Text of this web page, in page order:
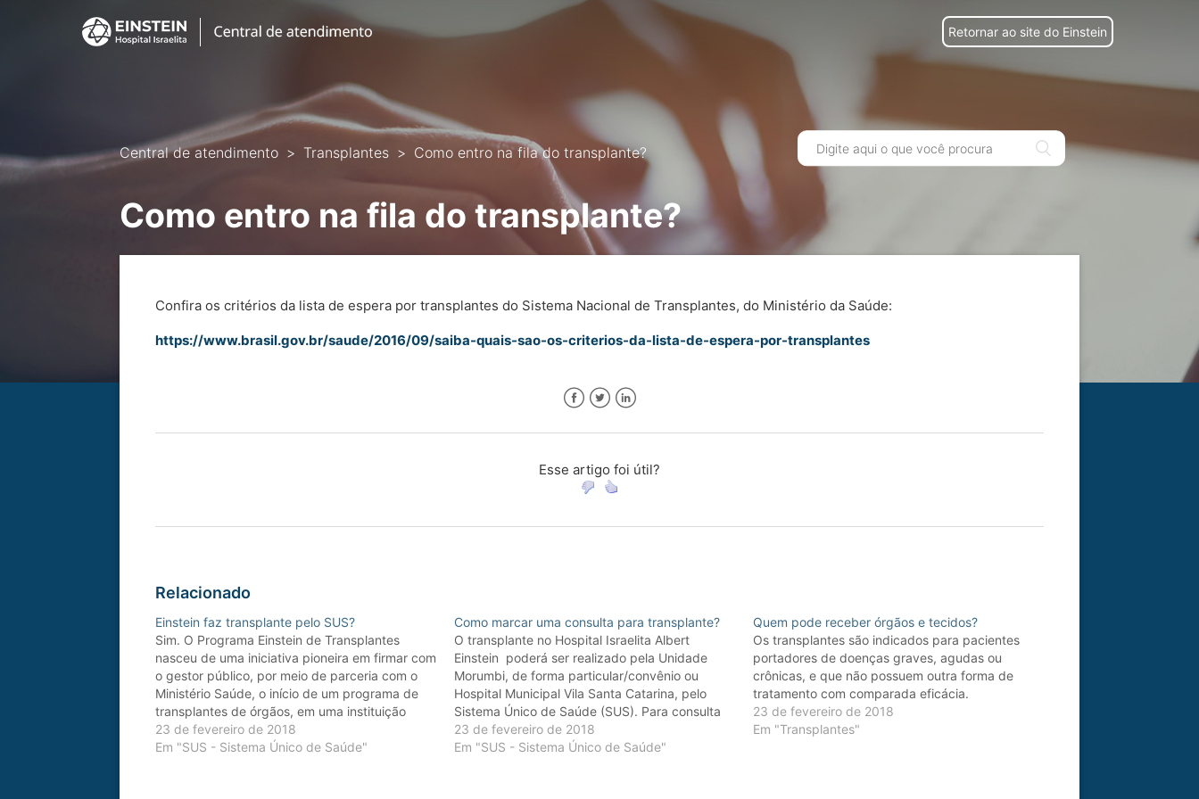
Retornar ao site do Einstein
Central de atendimento Transplantes Como entro na fila do transplante?
Como entro na fila do transplante?
Confira os critérios da lista de espera por transplantes do Sistema Nacional de Transplantes, do Ministério da Saúde:
https://www.brasil.gov.br/saude/2016/09/saiba-quais-sao-os-criterios-da-lista-de-espera-por-transplantes
Esse artigo foi útil?
Relacionado
Einstein faz transplante pelo SUS?
Sim. O Programa Einstein de Transplantes
nasceu de uma iniciativa pioneira em firmar com
o gestor público, por meio de parceria com o
Ministério Saúde, o início de um programa de
transplantes de órgãos, em uma instituição
privada de caráter filantrópico e reconhecida
por sua excelência no atendimento médico.
23 de fevereiro de 2018
Em "SUS - Sistema Único de Saúde"
Como marcar uma consulta para transplante?
O transplante no Hospital Israelita Albert
Einstein poderá ser realizado pela Unidade
Morumbi, de forma particular/convênio ou
Hospital Municipal Vila Santa Catarina, pelo
Sistema Único de Saúde (SUS). Para consulta
no Morumbi: caso o paciente não possua
nenhum médico da Instituição, entre em
23 de fevereiro de 2018
Em "SUS - Sistema Único de Saúde"
Quem pode receber órgãos e tecidos?
Os transplantes são indicados para pacientes
portadores de doenças graves, agudas ou
crônicas, e que não possuem outra forma de
tratamento com comparada eficácia.
23 de fevereiro de 2018
Em "Transplantes"